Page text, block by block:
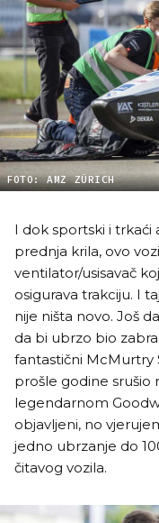
FOTO: AMZ ZÜRICH
I dok sportski i trkaći
prednja krila, ovo
ventilator/usisavač
osigurava trakciju. I
nije ništa novo. Još
da bi ubrzo bio
fantastični McMurtry
prošle godine srušio
legendarnom
objavljeni, no
jedno ubrzanje do
čitavog vozila.